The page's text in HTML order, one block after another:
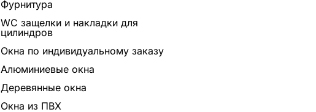
Фурнитура
WC защелки и накладки для
цилиндров
Окна по индивидуальному заказу
Алюминиевые окна
Деревянные окна
Окна из ПВХ